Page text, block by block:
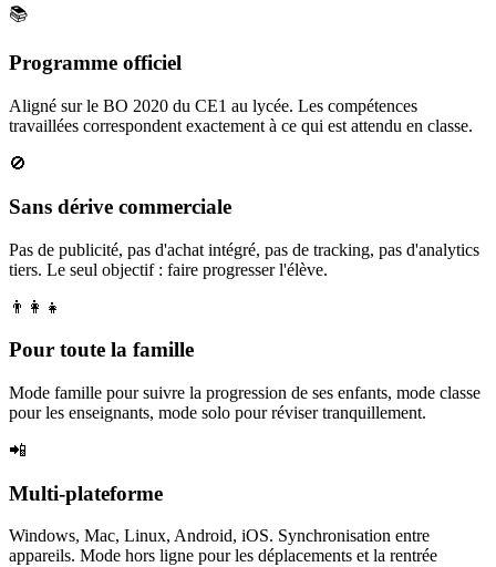
📚
Programme officiel
Aligné sur le BO 2020 du CE1 au lycée. Les compétences
travaillées correspondent exactement à ce qui est attendu en classe.
🚫
Sans dérive commerciale
Pas de publicité, pas d'achat intégré, pas de tracking, pas d'analytics
tiers. Le seul objectif : faire progresser l'élève.
👨‍👩‍👧
Pour toute la famille
Mode famille pour suivre la progression de ses enfants, mode classe
pour les enseignants, mode solo pour réviser tranquillement.
📲
Multi-plateforme
Windows, Mac, Linux, Android, iOS. Synchronisation entre
appareils. Mode hors ligne pour les déplacements et la rentrée